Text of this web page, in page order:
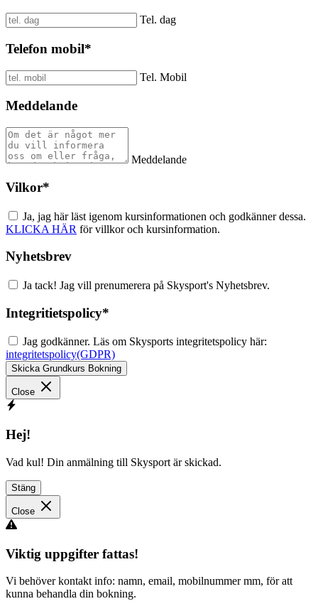
Tel. dag
Telefon mobil*
Tel. Mobil
Meddelande
Meddelande
Vilkor*
Ja, jag här läst igenom kursinformationen och godkänner dessa.
KLICKA HÄR för villkor och kursinformation.
Nyhetsbrev
Ja tack! Jag vill prenumerera på Skysport's Nyhetsbrev.
Integritietspolicy*
Jag godkänner. Läs om Skysports integritetspolicy här:
integritetspolicy(GDPR)
Skicka Grundkurs Bokning
Close
Hej!
Vad kul! Din anmälning till Skysport är skickad.
Stäng
Close
Viktig uppgifter fattas!
Vi behöver kontakt info: namn, email, mobilnummer mm, för att
kunna behandla din bokning.